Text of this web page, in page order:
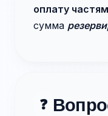
оплату
сумма
❓